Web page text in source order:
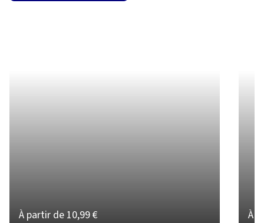
À partir de 10,99 € À